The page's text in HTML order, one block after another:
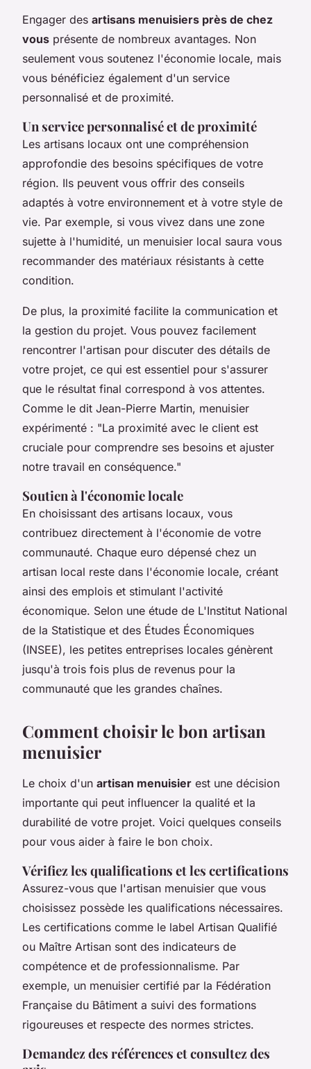
Engager des artisans menuisiers près de chez
vous présente de nombreux avantages. Non
seulement vous soutenez l'économie locale, mais
vous bénéficiez également d'un service
personnalisé et de proximité.
Un service personnalisé et de proximité
Les artisans locaux ont une compréhension
approfondie des besoins spécifiques de votre
région. Ils peuvent vous offrir des conseils
adaptés à votre environnement et à votre style de
vie. Par exemple, si vous vivez dans une zone
sujette à l'humidité, un menuisier local saura vous
recommander des matériaux résistants à cette
condition.
De plus, la proximité facilite la communication et
la gestion du projet. Vous pouvez facilement
rencontrer l'artisan pour discuter des détails de
votre projet, ce qui est essentiel pour s'assurer
que le résultat final correspond à vos attentes.
Comme le dit Jean-Pierre Martin, menuisier
expérimenté : "La proximité avec le client est
cruciale pour comprendre ses besoins et ajuster
notre travail en conséquence."
Soutien à l'économie locale
En choisissant des artisans locaux, vous
contribuez directement à l'économie de votre
communauté. Chaque euro dépensé chez un
artisan local reste dans l'économie locale, créant
ainsi des emplois et stimulant l'activité
économique. Selon une étude de L'Institut National
de la Statistique et des Études Économiques
(INSEE), les petites entreprises locales génèrent
jusqu'à trois fois plus de revenus pour la
communauté que les grandes chaînes.
Comment choisir le bon artisan
menuisier
Le choix d'un artisan menuisier est une décision
importante qui peut influencer la qualité et la
durabilité de votre projet. Voici quelques conseils
pour vous aider à faire le bon choix.
Vérifiez les qualifications et les certifications
Assurez-vous que l'artisan menuisier que vous
choisissez possède les qualifications nécessaires.
Les certifications comme le label Artisan Qualifié
ou Maître Artisan sont des indicateurs de
compétence et de professionnalisme. Par
exemple, un menuisier certifié par la Fédération
Française du Bâtiment a suivi des formations
rigoureuses et respecte des normes strictes.
Demandez des références et consultez des